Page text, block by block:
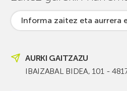
Informa zaitez eta aurrera
AURKI GAITZAZU
IBAIZABAL BIDEA, 101 -